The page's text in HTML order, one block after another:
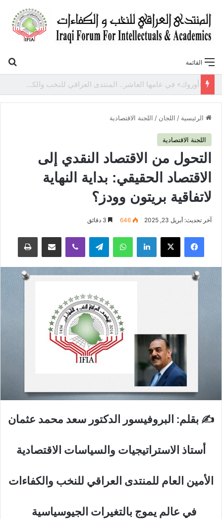
القائمة
الرئيسية / اللجان / اللجنة الاقتصادية
اللجنة الاقتصادية
التحول من الاقتصاد النقدي إلى
الاقتصاد الحقيقي: بداية النهاية
لاتفاقية بريتون وودز؟
آخر تحديث: أبريل 23, 2025 646
فيسبوك لينكدإن واتساب
✍ بقلم: البروفيسور الدكتور سعد محمد عثمان
أستاذ الاستراتيجيات والسياسات الاقتصادية
المين العام للمنتدى العراقي للنخب والكفاءات
في عالم يموج بالتغيرات الجيوسياسية